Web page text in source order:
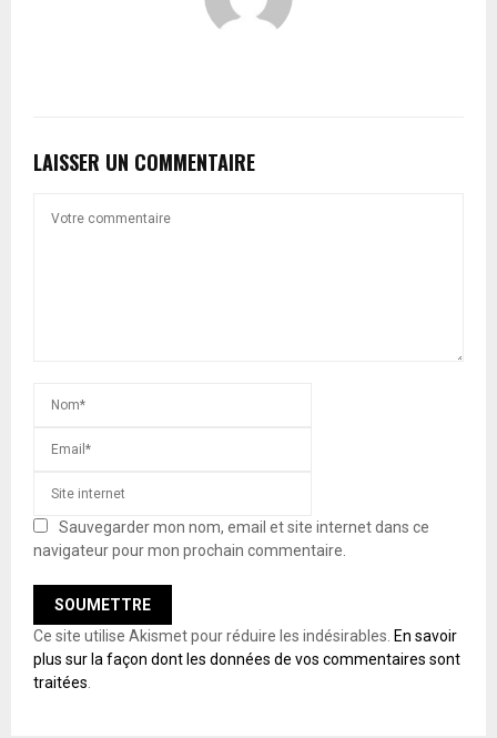
LAISSER UN COMMENTAIRE
Sauvegarder mon nom, email et site internet dans ce
navigateur pour mon prochain commentaire.
Ce site utilise Akismet pour réduire les indésirables. En savoir
plus sur la façon dont les données de vos commentaires sont
traitées